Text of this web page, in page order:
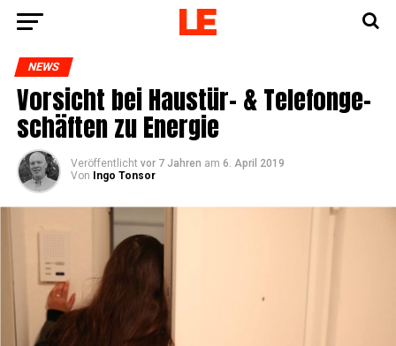
NEWS
Vor­sicht bei Haus­tür- & Tele­fon­ge­
schäf­ten zu Energie
Veröffentlicht vor 7 Jahren am 6. April 2019
Von
Ingo Tonsor